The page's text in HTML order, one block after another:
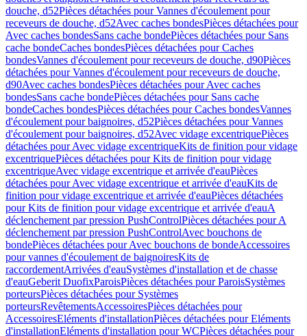
douche, d52Pièces détachées pour Vannes d'écoulement pour
receveurs de douche, d52Avec caches bondesPièces détachées pour
Avec caches bondesSans cache bondePièces détachées pour Sans
cache bondeCaches bondesPièces détachées pour Caches
bondesVannes d'écoulement pour receveurs de douche, d90Pièces
détachées pour Vannes d'écoulement pour receveurs de douche,
d90Avec caches bondesPièces détachées pour Avec caches
bondesSans cache bondePièces détachées pour Sans cache
bondeCaches bondesPièces détachées pour Caches bondesVannes
d'écoulement pour baignoires, d52Pièces détachées pour Vannes
d'écoulement pour baignoires, d52Avec vidage excentriquePièces
détachées pour Avec vidage excentriqueKits de finition pour vidage
excentriquePièces détachées pour Kits de finition pour vidage
excentriqueAvec vidage excentrique et arrivée d'eauPièces
détachées pour Avec vidage excentrique et arrivée d'eauKits de
finition pour vidage excentrique et arrivée d'eauPièces détachées
pour Kits de finition pour vidage excentrique et arrivée d'eauA
déclenchement par pression PushControlPièces détachées pour A
déclenchement par pression PushControlAvec bouchons de
bondePièces détachées pour Avec bouchons de bondeAccessoires
pour vannes d'écoulement de baignoiresKits de
raccordementArrivées d'eauSystèmes d'installation et de chasse
d'eauGeberit DuofixParoisPièces détachées pour ParoisSystèmes
porteursPièces détachées pour Systèmes
porteursRevêtementsAccessoiresPièces détachées pour
AccessoiresEléments d'installationPièces détachées pour Eléments
d'installationEléments d'installation pour WCPièces détachées pour